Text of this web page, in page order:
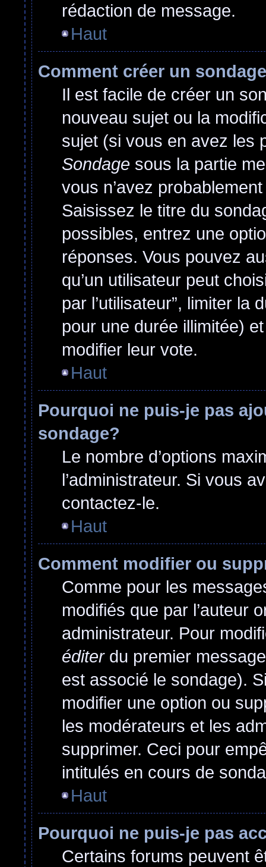
rédaction de message.
Haut
Comment créer un
Il est facile de créer un
nouveau sujet ou la
sujet (si vous en avez les
Sondage sous la partie
vous n’avez
Saisissez le titre du
possibles, entrez une
réponses. Vous pouvez
qu’un utilisateur peut
par l’utilisateur”, limiter la
pour une durée illimitée)
modifier leur vote.
Haut
Pourquoi ne puis-je pas
sondage?
Le nombre d’options
l’administrateur. Si vous
contactez-le.
Haut
Comment modifier ou
Comme pour les
modifiés que par l’auteur
administrateur. Pour
éditerdu premier
est associé le sondage).
modifier une option ou
les modérateurs et les
supprimer. Ceci pour
intitulés en cours de
Haut
Pourquoi ne puis-je pas
Certains forums peuvent